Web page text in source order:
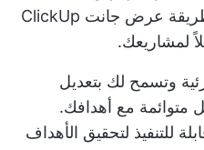
طريقة عرض جانت ClickUp
لمشاريعك.
وتسمح لك بتعديل
متوائمة مع أهدافك.
للتنفيذ لتحقيق الأهداف